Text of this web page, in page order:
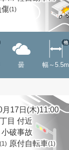
傷(1)
曇 幅～5.5m
他
月17日(木)11:00
目 付近
破事故
(1) 原付自転車(1)